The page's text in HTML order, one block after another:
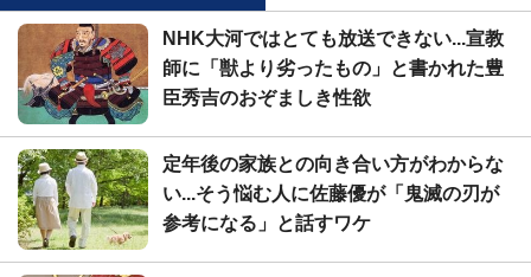
NHK大河ではとても放送できない...宣教
師に「獣より劣ったもの」と書かれた豊
臣秀吉のおぞましき性欲
定年後の家族との向き合い方がわからな
い...そう悩む人に佐藤優が「鬼滅の刃が
参考になる」と話すワケ